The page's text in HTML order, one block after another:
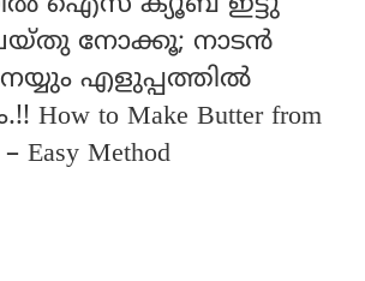
നോക്കൂ; നാടൻ
എളുപ്പത്തിൽ
How to Make Butter from
Easy Method